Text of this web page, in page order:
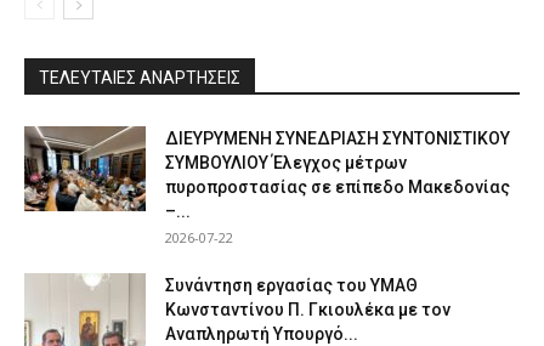
ΤΕΛΕΥΤΑΙΕΣ ΑΝΑΡΤΗΣΕΙΣ
ΔΙΕΥΡΥΜΕΝΗ ΣΥΝΕΔΡΙΑΣΗ ΣΥΝΤΟΝΙΣΤΙΚΟΥ
ΣΥΜΒΟΥΛΙΟΥ Έλεγχος μέτρων
πυροπροστασίας σε επίπεδο Μακεδονίας
–...
2026-07-22
Συνάντηση εργασίας του ΥΜΑΘ
Κωνσταντίνου Π. Γκιουλέκα με τον
Αναπληρωτή Υπουργό...